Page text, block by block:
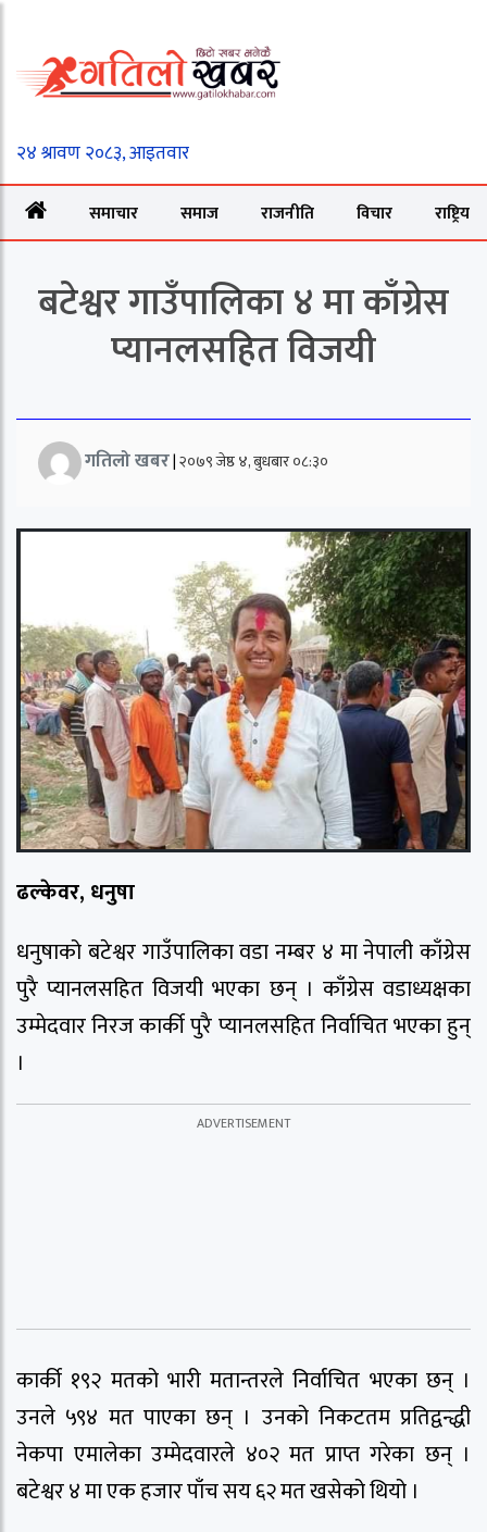
समाचार समाज राजनीति विचार राष्ट्रिय
बटेश्वर गाउँपालिका ४ मा काँग्रेस
प्यानलसहित विजयी
गतिलो खबर|२०७९ जेष्ठ ४, बुधबार ०८:३०
ढल्केवर, धनुषा
धनुषाको बटेश्वर गाउँपालिका वडा नम्बर ४ मा नेपाली काँग्रेस
पुरै प्यानलसहित विजयी भएका छन् । काँग्रेस वडाध्यक्षका
उम्मेदवार निरज कार्की पुरै प्यानलसहित निर्वाचित भएका हुन्
।
कार्की १९२ मतको भारी मतान्तरले निर्वाचित भएका छन् ।
उनले ५९४ मत पाएका छन् । उनको निकटतम प्रतिद्वन्द्धी
नेकपा एमालेका उम्मेदवारले ४०२ मत प्राप्त गरेका छन् ।
बटेश्वर ४ मा एक हजार पाँच सय ६२ मत खसेको थियो ।